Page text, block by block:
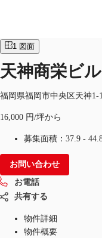
オフィス・事
地図検索
記事
仲介会社様は
JP
お電話 お問
1 図面
天神商栄ビル
福岡県福岡市中央区天神1-
16,000 円/坪から
募集面積： 37.9 -
お問い合わせ
お電話
共有する
物件詳細
物件概要